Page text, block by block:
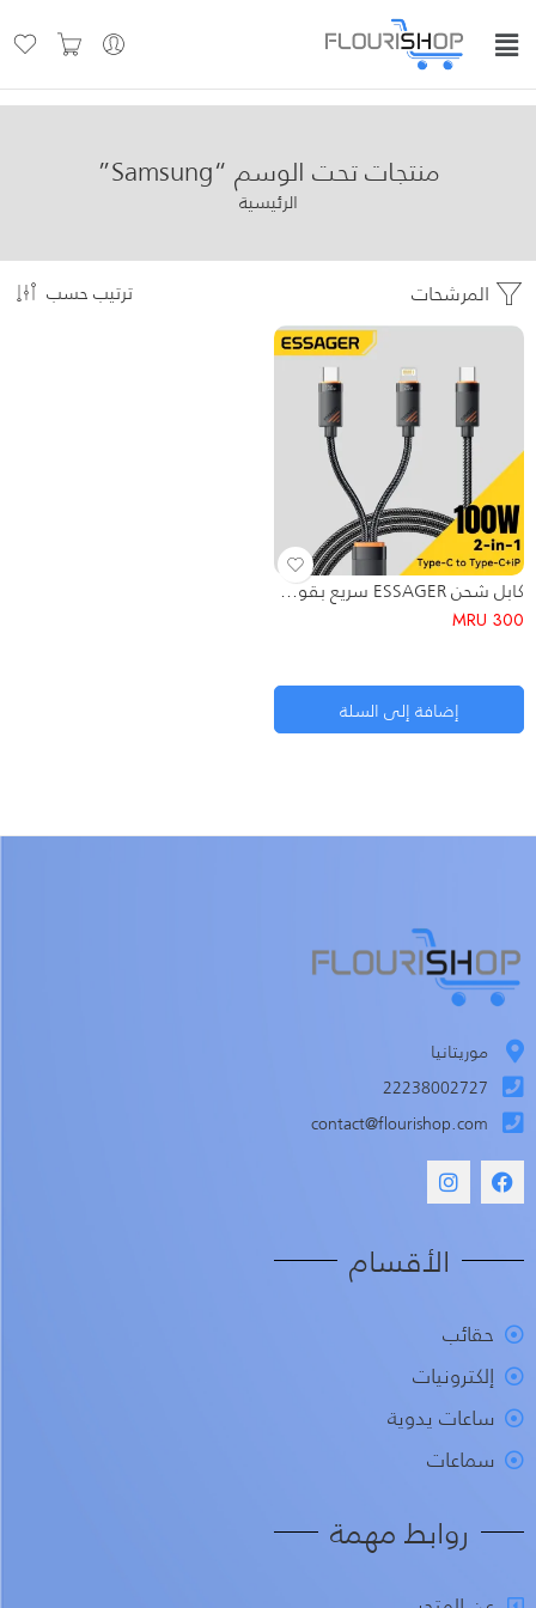
منتجات تحت الوسم “Samsung”
الرئيسية
المرشحات ترتيب حسب
كابل شحن ESSAGER سريع بقوة 100 واط (2 في 1) – من Type-C إلى Type-C و Lightning
300
MRU
إضافة إلى السلة
موريتانيا
22238002727
contact@flourishop.com
الأقسام
حقائب
إلكترونيات
ساعات يدوية
سماعات
روابط مهمة